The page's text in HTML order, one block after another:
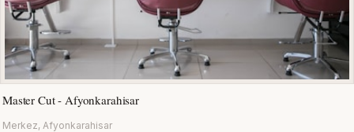
Master Cut - Afyonkarahisar
Merkez, Afyonkarahisar